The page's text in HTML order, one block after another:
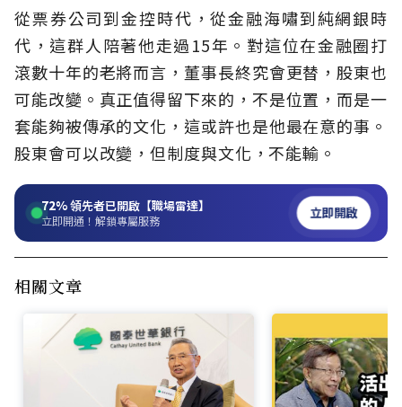
從票券公司到金控時代，從金融海嘯到純網銀時
代，這群人陪著他走過15年。對這位在金融圈打
滾數十年的老將而言，董事長終究會更替，股東也
可能改變。真正值得留下來的，不是位置，而是一
套能夠被傳承的文化，這或許也是他最在意的事。
股東會可以改變，但制度與文化，不能輸。
72%領先者已開啟【職場雷達】
立即開通！解鎖專屬服務 立即開啟
相關文章